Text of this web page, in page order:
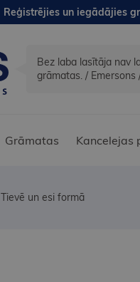
Reģistrējies un iegādājies
Bez laba lasītāja nav
grāmatas. / Emersons
Grāmatas Kancelejas
Tievē un esi formā